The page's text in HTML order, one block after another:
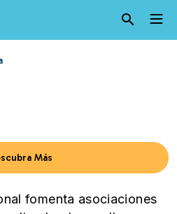
Más
fomenta asociaciones